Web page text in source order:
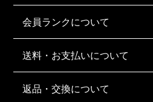
会員ランクについて
送料・お支払いについて
返品・交換について